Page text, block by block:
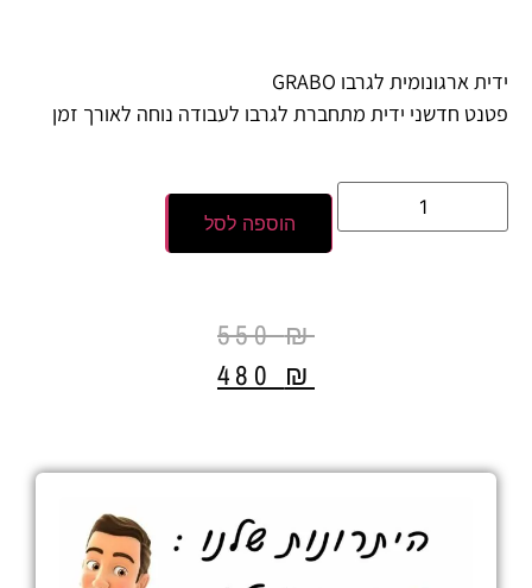
ידית ארגונומית לגרבו GRABO
פטנט חדשני ידית מתחברת לגרבו לעבודה נוחה לאורך זמן
הוספה לסל
550₪
480 ₪